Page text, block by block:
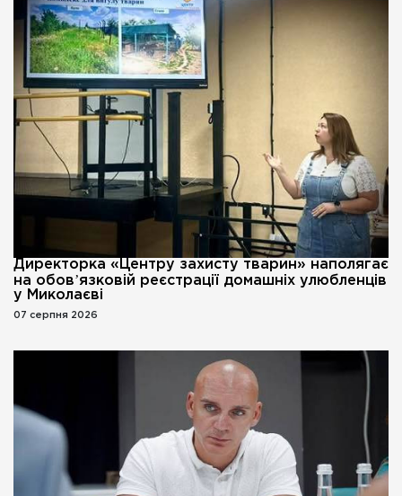
Директорка «Центру захисту тварин» наполягає
на обовʼязковій реєстрації домашніх улюбленців
у Миколаєві
07 серпня 2026